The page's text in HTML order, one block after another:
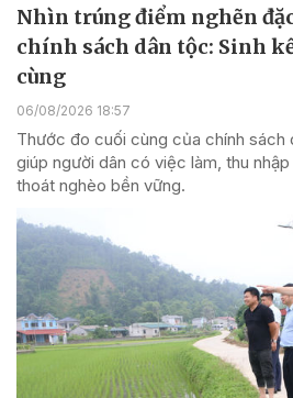
Nhìn trúng điểm nghẽn
chính sách dân tộc: Sinh
cùng
06/08/2026 18:57
Thước đo cuối cùng của chính sách
giúp người dân có việc làm, thu
thoát nghèo bền vững.